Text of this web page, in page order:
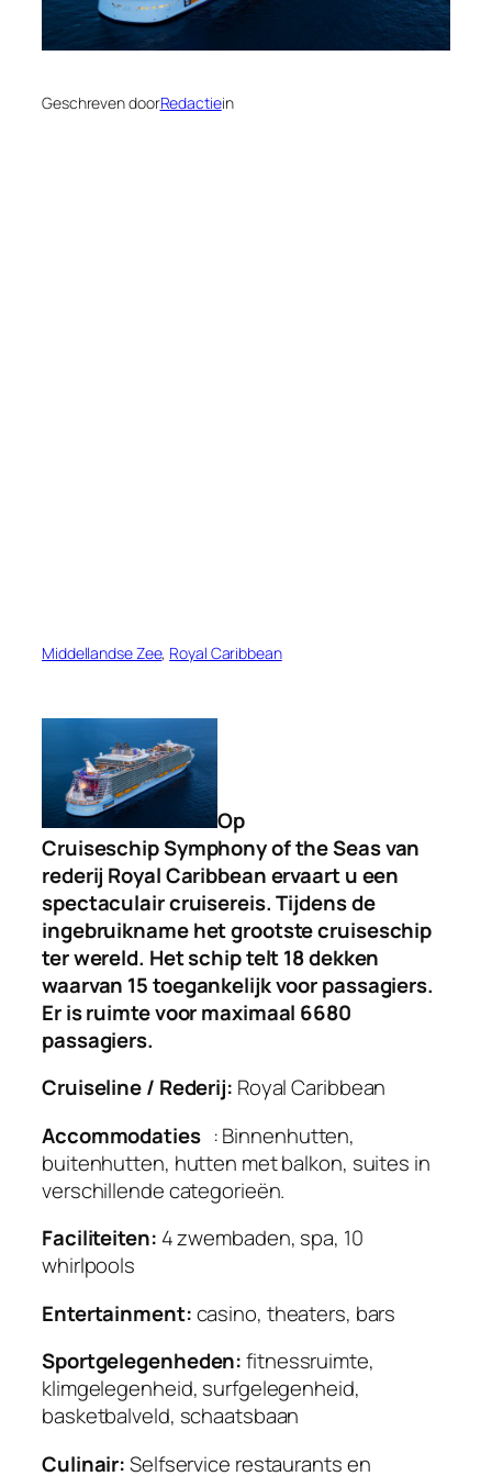
Geschreven doorRedactiein
Middellandse Zee, Royal Caribbean
Op
Cruiseschip Symphony of the Seas van
rederij Royal Caribbean ervaart u een
spectaculair cruisereis. Tijdens de
ingebruikname het grootste cruiseschip
ter wereld. Het schip telt 18 dekken
waarvan 15 toegankelijk voor passagiers.
Er is ruimte voor maximaal 6680
passagiers.
Cruiseline / Rederij: Royal Caribbean
Accommodaties: Binnenhutten,
buitenhutten, hutten met balkon, suites in
verschillende categorieën.
Faciliteiten: 4 zwembaden, spa, 10
whirlpools
Entertainment:casino, theaters, bars
Sportgelegenheden:fitnessruimte,
klimgelegenheid, surfgelegenheid,
basketbalveld, schaatsbaan
Culinair:Selfservice restaurants en